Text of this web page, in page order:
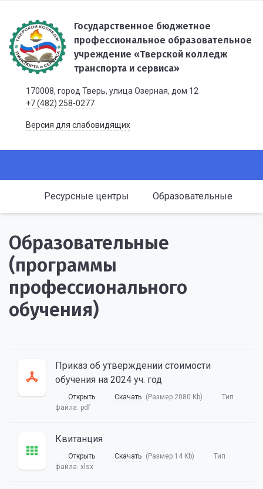
Государственное бюджетное
профессиональное образовательное
учреждение «Тверской колледж
транспорта и сервиса»
170008, город Тверь, улица Озерная, дом 12
+7 (482) 258-0277
Версия для слабовидящих
Ресурсные центры Образовательные
Образовательные
(программы
профессионального
обучения)
Приказ об утверждении стоимости
обучения на 2024 уч. год
Открыть Скачать (Размер 2080 Kb)
Тип
файла: pdf
Квитанция
Открыть Скачать (Размер 14 Kb)
Тип
файла: xlsx